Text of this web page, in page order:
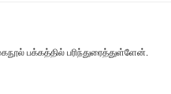
பக்கத்தில் பரிந்துரைத்துள்ளேன்.